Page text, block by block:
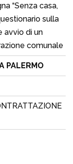
“Senza casa,
sulla
avvio di un
comunale
PALERMO